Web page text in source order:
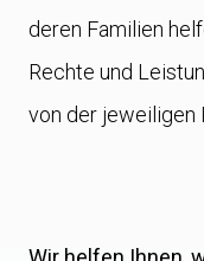
deren Familien
Rechte und
von der jeweiligen